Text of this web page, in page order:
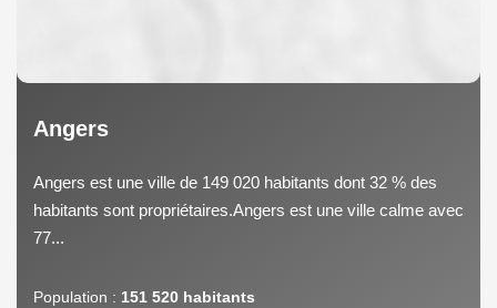
Angers
Angers est une ville de 149 020 habitants dont 32 % des
habitants sont propriétaires.Angers est une ville calme avec
77...
Population : 151 520 habitants